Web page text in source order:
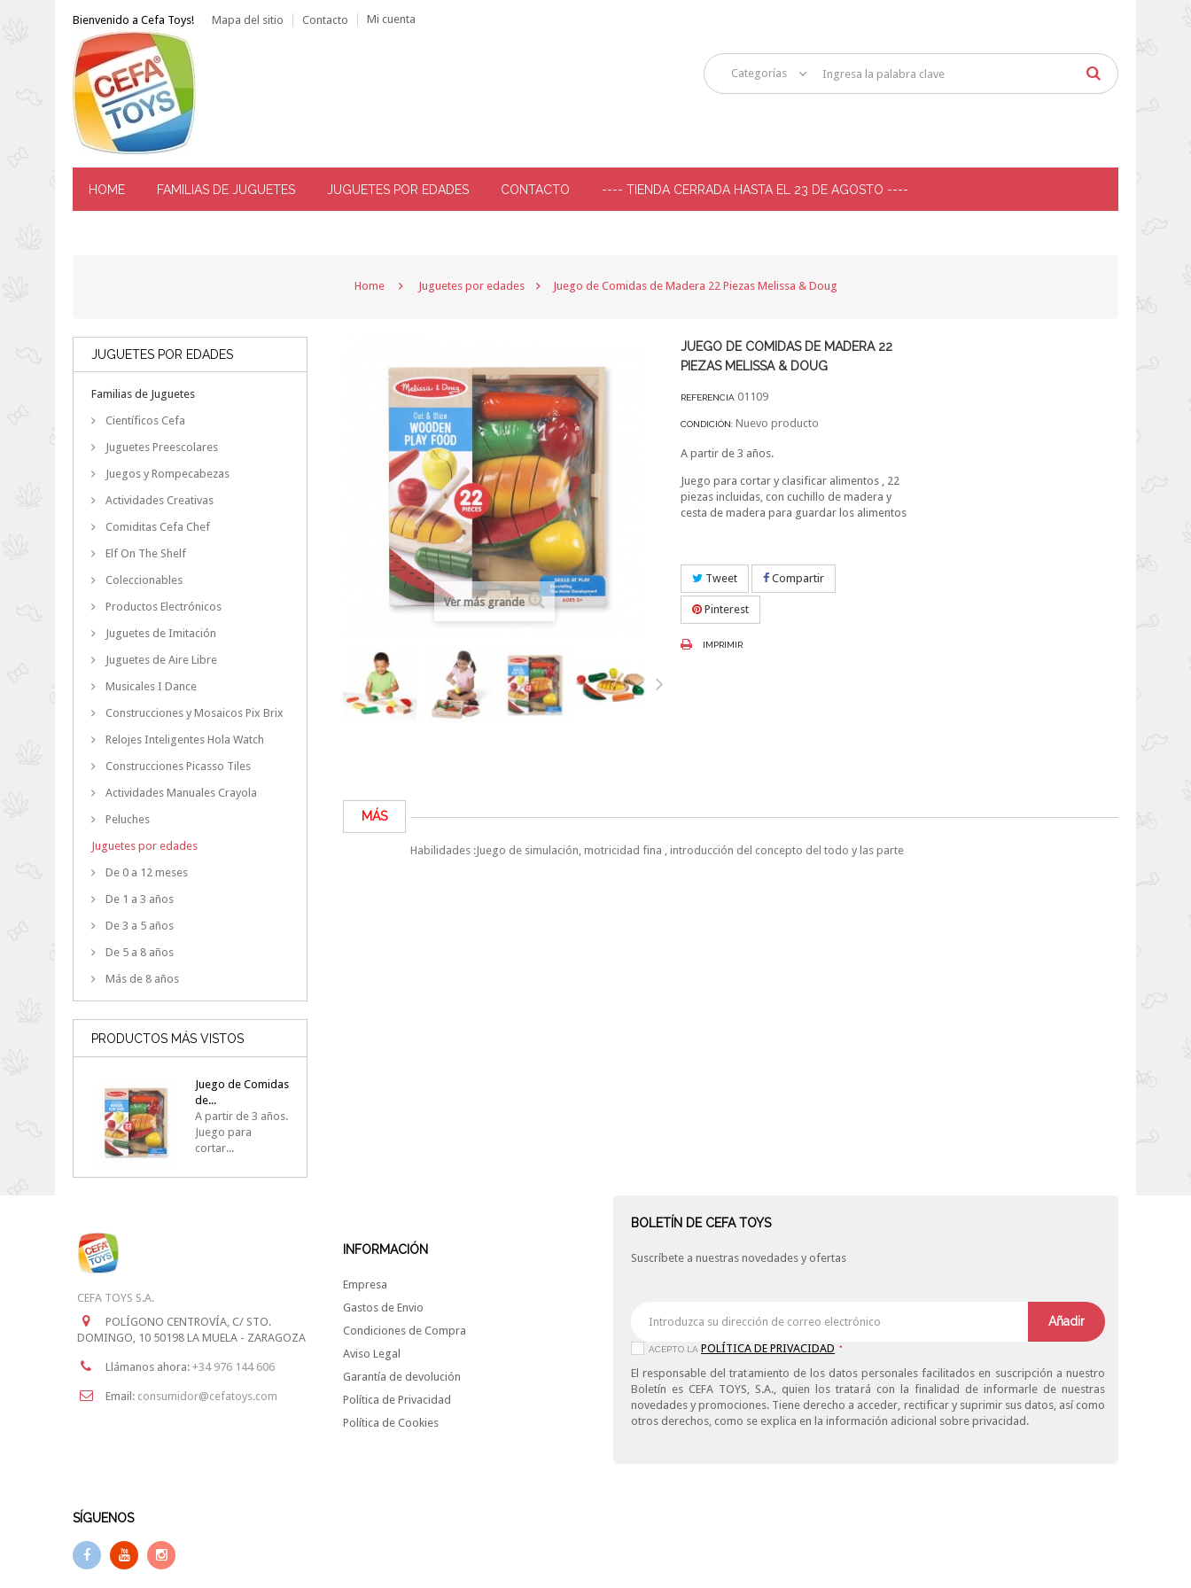
Bienvenido a Cefa Toys! Mapa del sitio Contacto Mi cuenta
Categorías
HOME FAMILIAS DE JUGUETES JUGUETES POR EDADES CONTACTO ---- TIENDA CERRADA HASTA EL 23 DE AGOSTO ----
Home Juguetes por edades Juego de Comidas de Madera 22 Piezas Melissa & Doug
JUGUETES POR EDADES
Familias de Juguetes
Científicos Cefa
Juguetes Preescolares
Juegos y Rompecabezas
Actividades Creativas
Comiditas Cefa Chef
Elf On The Shelf
Coleccionables
Productos Electrónicos
Juguetes de Imitación
Juguetes de Aire Libre
Musicales I Dance
Construcciones y Mosaicos Pix Brix
Relojes Inteligentes Hola Watch
Construcciones Picasso Tiles
Actividades Manuales Crayola
Peluches
Juguetes por edades
De 0 a 12 meses
De 1 a 3 años
De 3 a 5 años
De 5 a 8 años
Más de 8 años
PRODUCTOS MÁS VISTOS
Juego de Comidas
de...
A partir de 3 años.
Juego para
cortar...
Ver más grande
JUEGO DE COMIDAS DE MADERA 22
PIEZAS MELISSA & DOUG
REFERENCIA 01109
CONDICIÓN: Nuevo producto
A partir de 3 años.
Juego para cortar y clasificar alimentos , 22
piezas incluidas, con cuchillo de madera y
cesta de madera para guardar los alimentos
Tweet Compartir
Pinterest
IMPRIMIR
MÁS
Habilidades :Juego de simulación, motricidad fina , introducción del concepto del todo y las parte
CEFA TOYS S.A.
POLÍGONO CENTROVÍA, C/ STO.
DOMINGO, 10 50198 LA MUELA - ZARAGOZA
Llámanos ahora: +34 976 144 606
Email: consumidor@cefatoys.com
INFORMACIÓN
Empresa
Gastos de Envio
Condiciones de Compra
Aviso Legal
Garantía de devolución
Política de Privacidad
Política de Cookies
BOLETÍN DE CEFA TOYS
Suscríbete a nuestras novedades y ofertas
Añadir
ACEPTO LA POLÍTICA DE PRIVACIDAD *
El responsable del tratamiento de los datos personales facilitados en suscripción a nuestro
Boletín es CEFA TOYS, S.A., quien los tratará con la finalidad de informarle de nuestras
novedades y promociones. Tiene derecho a acceder, rectificar y suprimir sus datos, así como
otros derechos, como se explica en la información adicional sobre privacidad.
SÍGUENOS